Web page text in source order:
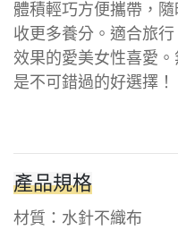
體積輕巧方便攜帶，
收更多養分。適合旅
效果的愛美女性喜愛
是不可錯過的好選擇！
產品規格
材質：水針不織布